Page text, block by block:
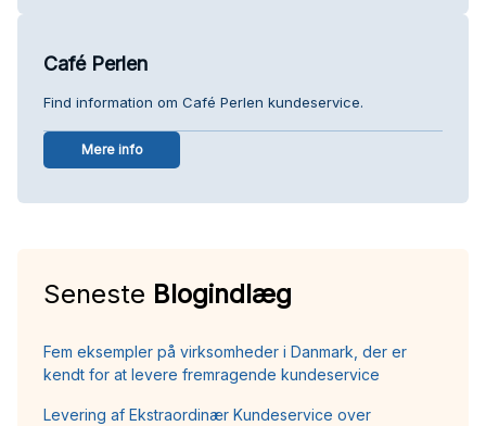
Café Perlen
Find information om Café Perlen kundeservice.
Mere info
Seneste Blogindlæg
Fem eksempler på virksomheder i Danmark, der er
kendt for at levere fremragende kundeservice
Levering af Ekstraordinær Kundeservice over